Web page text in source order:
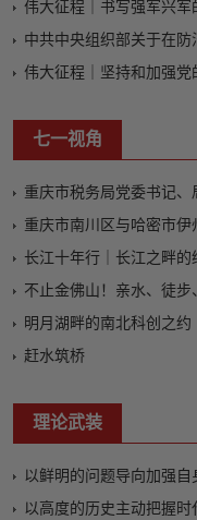
伟大征程｜书写强军兴军
伟大征程｜坚持和加强
七一视角
重庆市南川区与哈密市
长江十年行｜长江之畔
明月湖畔的南北科创之约
赶水筑桥
理论武装